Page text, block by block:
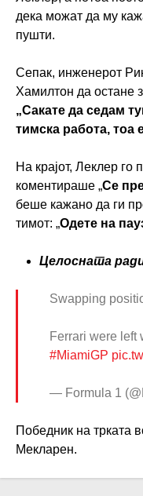
дека можат да му
пушти.
Сепак, инженерот
Хамилтон да остане
„Сакате да седам
тимска работа, тоа
На крајот, Леклер
коментираше „Се
беше кажано да ги
тимот: „Одете на
Целосната
Swapping
Ferrari were left
#MiamiGP
— Formula 1
Победник на трката
Мекларен.